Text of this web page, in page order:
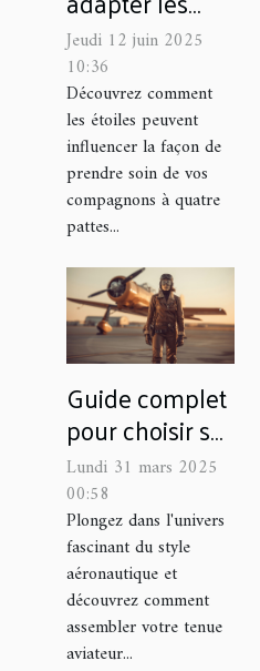
soins de votre
animal selon
son signe
astrologique
Jeudi 12 juin 2025
10:36
Découvrez comment
les étoiles peuvent
influencer la façon de
prendre soin de vos
compagnons à quatre
pattes...
Guide complet
pour choisir sa
tenue aviateur
idéale
Lundi 31 mars 2025
00:58
Plongez dans l'univers
fascinant du style
aéronautique et
découvrez comment
assembler votre tenue
aviateur...